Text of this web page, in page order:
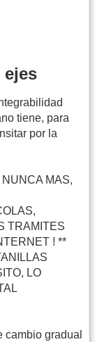
ejes
tiene, para
por la
MAS,
TRAMITES
! **
LO
cambio gradual